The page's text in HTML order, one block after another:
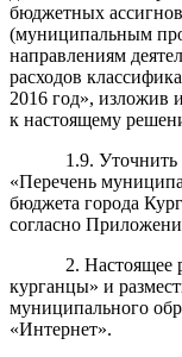
бюджетных
(муниципальным
направлениям
расходов
2016 год»,
к настоящему
1.9.
«Перечень
бюджета города
согласно
2. Настоящее
курганцы» и
муниципального
«Интернет».